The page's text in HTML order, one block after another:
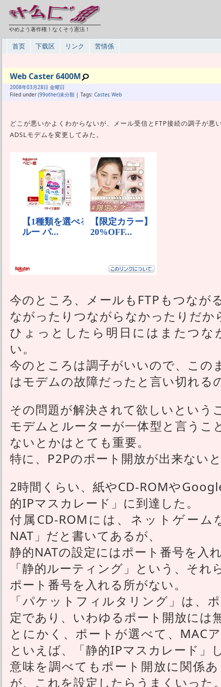
やめよう著作権！なくそう憲法！
首页 下载区 リンク 苦情係
Web Caster 6400M
2008年03月28日 金曜日
Filed under (99other)未分類 | Tags: Caster, Web
どこが悪いかよくわからないが、メール受信とFTP接続の調子が悪
ADSLモデムを変更してみた。
今のところ、メールもFTPもつなが
ながったりつながらなかったりだか
ひょっとしたら明日にはまたつ
い。
今のところは調子がいいので、この
はモデムの故障だったと言い切れる
その問題が解決されて欲しいという
モデムとルーターが一体型と言うこ
ないとかはとても重要。
特に、P2Pのポート開放が出来ない
2時間くらい、紙やCD-ROMや
的IPマスカレード」に到達した。
付属CD-ROMには、ネットゲー
NAT」だと書いてあるが、
静的NATの設定にはポート番号を入
「静的ルーティング」という、そ
ポート番号を入れる所がない。
「パケットフィルタリング」は、
定であり、いわゆるポート開放には
とにかく、ポートが選べて、MAC
といえば、「静的IPマスカレード」
意味を調べてもポート開放に関係
が、これを設定したらうまくいった